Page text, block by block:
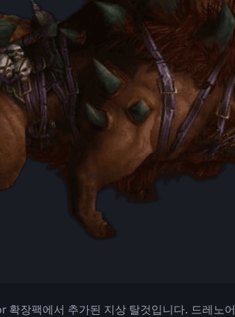
장팩에서 추가된 지상 탈것입니다. 드레노